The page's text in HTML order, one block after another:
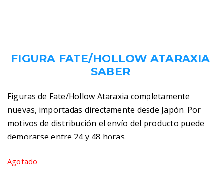
FIGURA FATE/HOLLOW ATARAXIA
SABER
Figuras de Fate/Hollow Ataraxia completamente
nuevas, importadas directamente desde Japón. Por
motivos de distribución el envío del producto puede
demorarse entre 24 y 48 horas.
Agotado